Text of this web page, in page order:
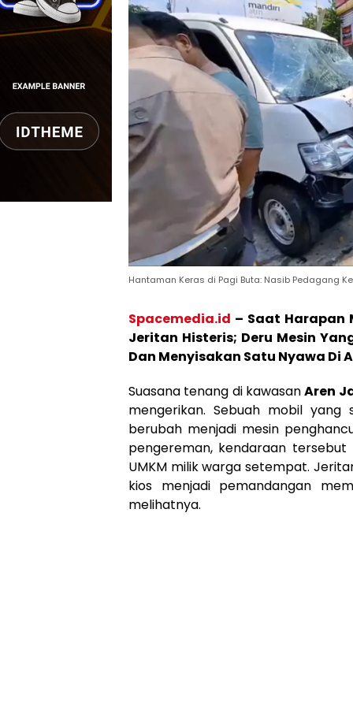
Hantaman Keras di Pagi Buta: Nasib Pedagang
Spacemedia.id – Saat Harapan
Jeritan Histeris; Deru Mesin
Dan Menyisakan Satu Nyawa Di
Suasana tenang di kawasanAren
mengerikan. Sebuah mobil yang
berubah menjadi mesin
pengereman, kendaraan
UMKM milik warga setempat.
kios menjadi pemandangan
melihatnya.